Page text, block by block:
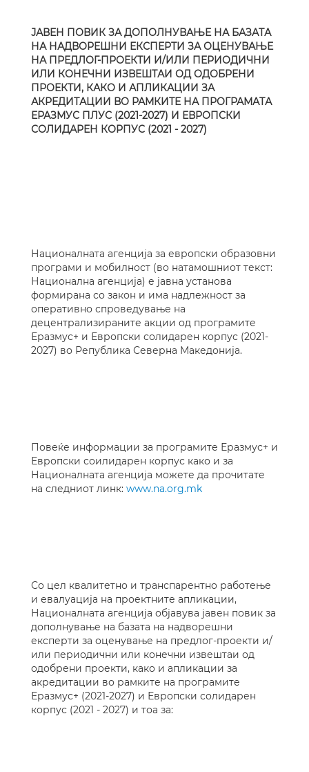
ЈАВЕН ПОВИК ЗА ДОПОЛНУВАЊЕ НА БАЗАТА
НА НАДВОРЕШНИ ЕКСПЕРТИ ЗА ОЦЕНУВАЊЕ
НА ПРЕДЛОГ-ПРОЕКТИ И/ИЛИ ПЕРИОДИЧНИ
ИЛИ КОНЕЧНИ ИЗВЕШТАИ ОД ОДОБРЕНИ
ПРОЕКТИ, КАКО И АПЛИКАЦИИ ЗА
АКРЕДИТАЦИИ ВО РАМКИТЕ НА ПРОГРАМАТА
ЕРАЗМУС ПЛУС (2021-2027) И ЕВРОПСКИ
СОЛИДАРЕН КОРПУС (2021 - 2027)
Националната агенција за европски образовни
програми и мобилност (во натамошниот текст:
Национална агенција) е јавна установа
формирана со закон и има надлежност за
оперативно спроведување на
децентрализираните акции од програмите
Еразмус+ и Европски солидарен корпус (2021-
2027) во Република Северна Македонија.
Повеќе информации за програмите Еразмус+ и
Европски соилидарен корпус како и за
Националната агенција можете да прочитате
на следниот линк: www.na.org.mk
Со цел квалитетно и транспарентно работење
и евалуација на проектните апликации,
Националната агенција објавува јавен повик за
дополнување на базата на надворешни
експерти за оценување на предлог-проекти и/
или периодични или конечни извештаи од
одобрени проекти, како и апликации за
акредитации во рамките на програмите
Еразмус+ (2021-2027) и Европски солидарен
корпус (2021 - 2027) и тоа за: